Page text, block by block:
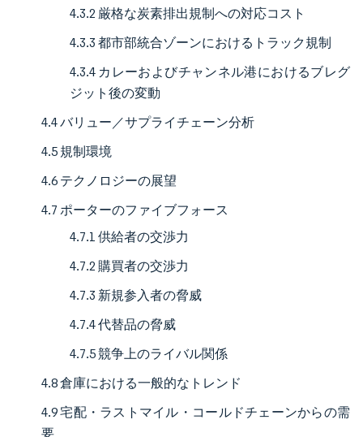
4.3.2 厳格な炭素排出規制への対応コスト
4.3.3 都市部統合ゾーンにおけるトラック規制
4.3.4 カレーおよびチャンネル港におけるブレグ
ジット後の変動
4.4 バリュー／サプライチェーン分析
4.5 規制環境
4.6 テクノロジーの展望
4.7 ポーターのファイブフォース
4.7.1 供給者の交渉力
4.7.2 購買者の交渉力
4.7.3 新規参入者の脅威
4.7.4 代替品の脅威
4.7.5 競争上のライバル関係
4.8 倉庫における一般的なトレンド
4.9 宅配・ラストマイル・コールドチェーンからの需
要